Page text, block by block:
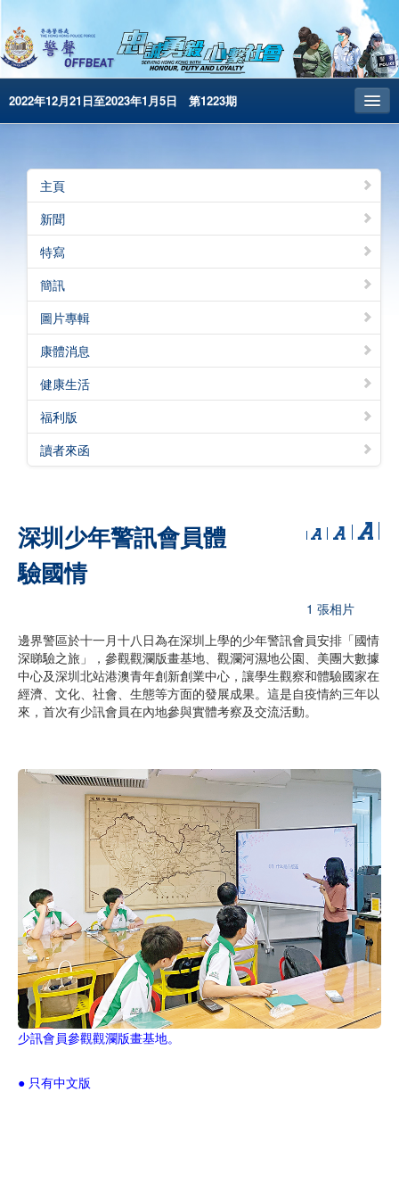
2022年12月21日至2023年1月5日 第1223期
昔日警聲
警務處主頁
简体版
English
電子書版
警聲特刊
主頁
新聞
特寫
簡訊
圖片專輯
康體消息
健康生活
福利版
讀者來函
深圳少年警訊會員體
驗國情
1 張相片
邊界警區於十一月十八日為在深圳上學的少年警訊會員安排「國情
深睇驗之旅」，參觀觀瀾版畫基地、觀瀾河濕地公園、美團大數據
中心及深圳北站港澳青年創新創業中心，讓學生觀察和體驗國家在
經濟、文化、社會、生態等方面的發展成果。這是自疫情約三年以
來，首次有少訊會員在內地參與實體考察及交流活動。
少訊會員參觀觀瀾版畫基地。
● 只有中文版